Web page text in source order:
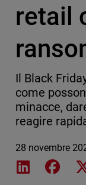
retail
Il Black
come
minacce,
reagire
28 novembre
Share on